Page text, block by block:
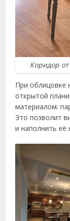
Коридор
При облицовке
открытой
материалом:
Это позволит
и наполнить её